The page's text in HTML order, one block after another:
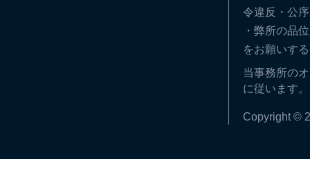
令違反・公
・弊所の品
をお願いす
当事務所の
に従います。
Copyright ©